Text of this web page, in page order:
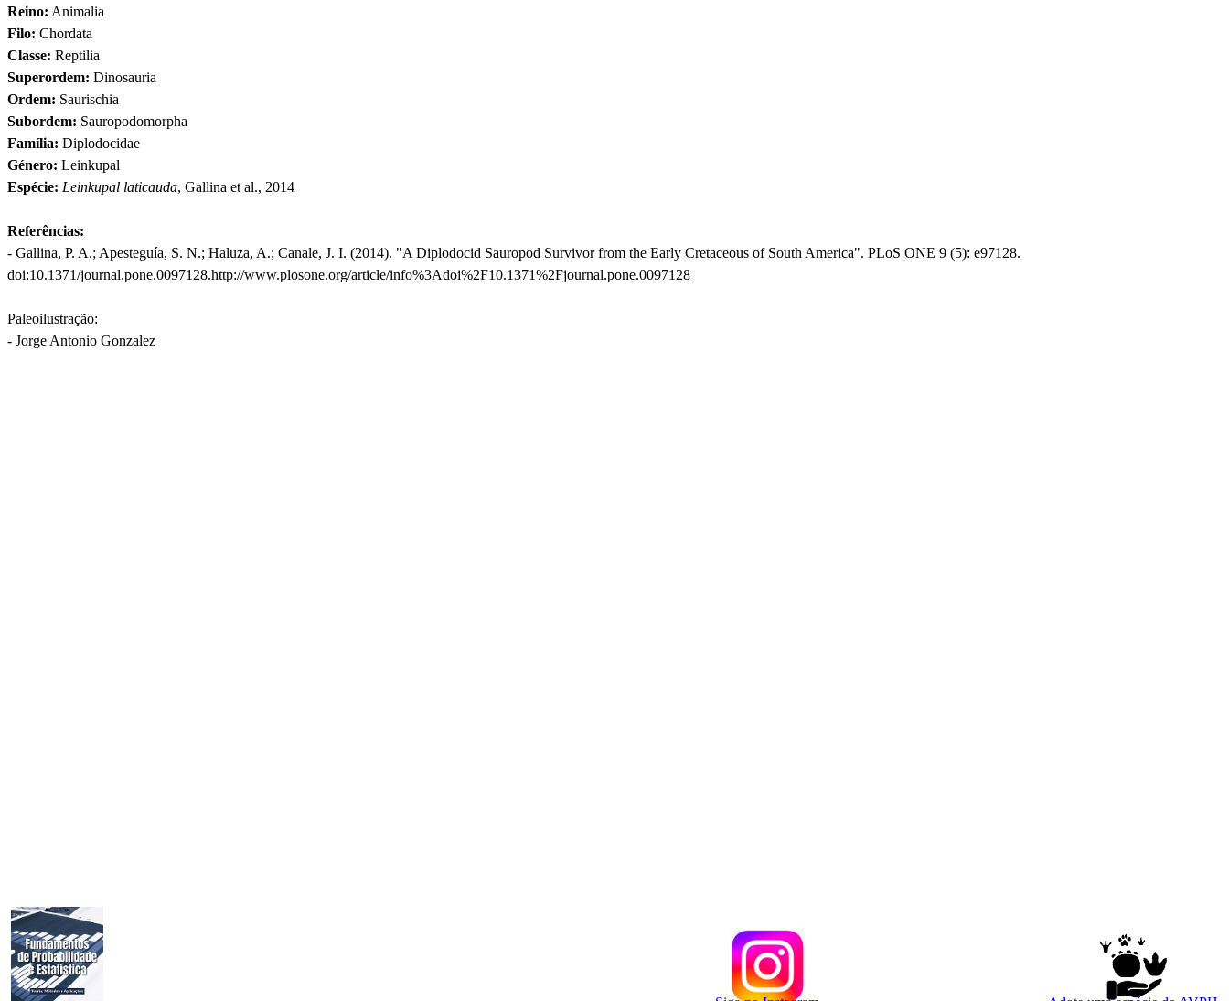
Reino: Animalia
Filo: Chordata
Classe: Reptilia
Superordem: Dinosauria
Ordem: Saurischia
Subordem: Sauropodomorpha
Família: Diplodocidae
Género: Leinkupal
Espécie: Leinkupal laticauda, Gallina et al., 2014
Referências:
- Gallina, P. A.; Apesteguía, S. N.; Haluza, A.; Canale, J. I. (2014). "A Diplodocid Sauropod Survivor from the Early Cretaceous of South America". PLoS ONE 9 (5): e97128.
doi:10.1371/journal.pone.0097128.http://www.plosone.org/article/info%3Adoi%2F10.1371%2Fjournal.pone.0097128
Paleoilustração:
- Jorge Antonio Gonzalez